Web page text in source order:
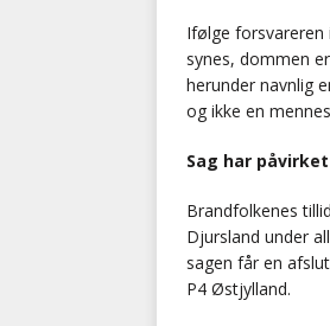
Ifølge forsvareren
synes, dommen
herunder navnlig
og ikke en
Sag har
Brandfolkenes
Djursland under
sagen får en
P4 Østjylland.